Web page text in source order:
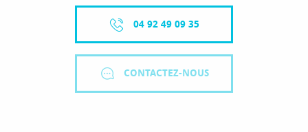
04 92 49 09 35
CONTACTEZ-NOUS